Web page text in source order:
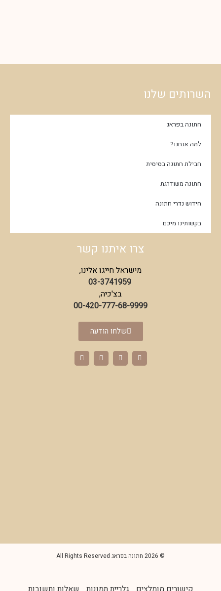
השרותים שלנו
חתונה בפראג
למה אנחנו?
חבילת חתונה בסיסית
חתונה משודרגת
חידוש נדרי חתונה
בקשותינו מיכם
צרו איתנו קשר
מישראל חייגו אלינו,
03-3741959
בצ'כיה,
00-420-777-68-9999
שלחו הודעה
© 2026 חתונה בפראג All Rights Reserved